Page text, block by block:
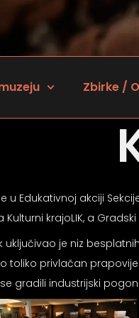
Zbirke /
u Edukativnoj akciji
Kulturni krajoLIK, a
uključivao je niz
toliko privlačan
gradili industrijski